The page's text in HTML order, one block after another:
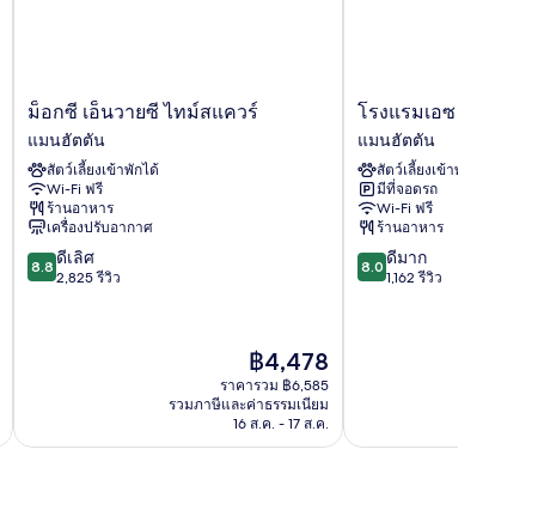
ม็
เอ็น
วาย
ซี
ไทม์ส
แคว
ร์
แมน
ม็อกซี เอ็นวายซี ไทม์สแควร์
แมนฮัตตัน
สัตว์เลี้ยงเข้าพักได้
Wi-Fi ฟรี
ร้านอาหาร
เครื่องปรับอากาศ
8.8
จาก
8.8 ดีเลิศ
2,825 รีวิว
ราคา
ปัจจุบัน
คือ
฿4,478
฿4,478
ราคารวม ฿6,585
รวมภาษีและค่าธรรมเนียม
16 ส.ค. - 17 ส.ค.
โรง
เอซ
นิวยอร์ก
แมน
ฮัต
ตัน
โรงแรมเอซ นิวยอร์ก
แมนฮัตตัน
สัตว์เลี้ยงเข้าพักได้
มีที่จอดรถ
Wi-Fi ฟรี
ร้านอาหาร
8.0
จาก
8.0 ดีมาก
1,162 รีวิว